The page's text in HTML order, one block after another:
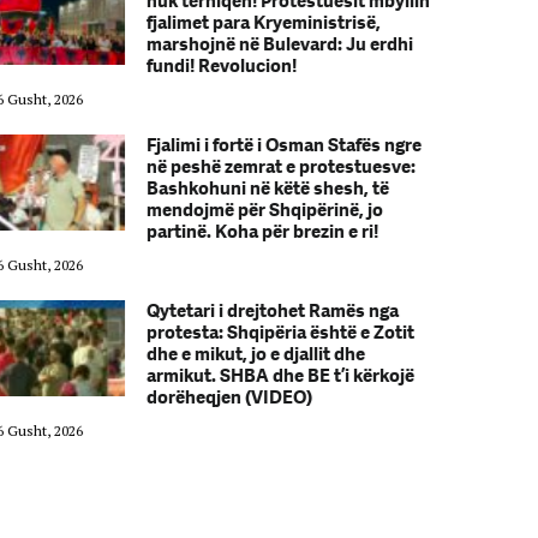
fjalimet para Kryeministrisë,
marshojnë në Bulevard: Ju erdhi
fundi! Revolucion!
Gusht, 2026
Fjalimi i fortë i Osman Stafës ngre
në peshë zemrat e protestuesve:
Bashkohuni në këtë shesh, të
mendojmë për Shqipërinë, jo
partinë. Koha për brezin e ri!
Gusht, 2026
Qytetari i drejtohet Ramës nga
protesta: Shqipëria është e Zotit
dhe e mikut, jo e djallit dhe
armikut. SHBA dhe BE t’i kërkojë
dorëheqjen (VIDEO)
Gusht, 2026